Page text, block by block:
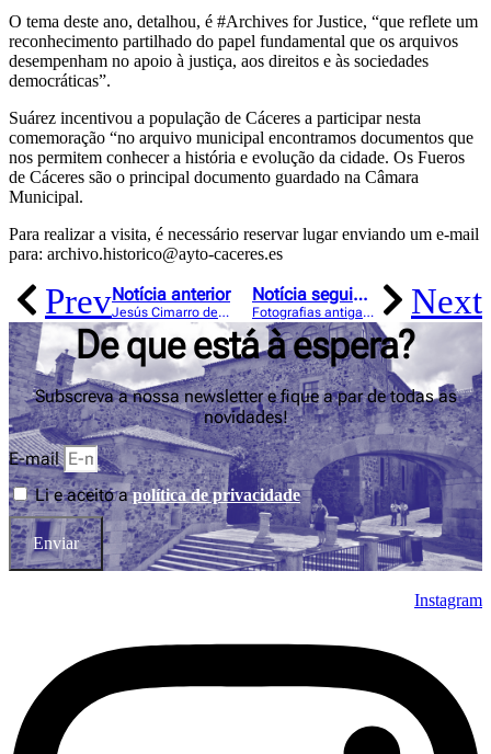
O tema deste ano, detalhou, é #Archives for Justice, “que reflete um
reconhecimento partilhado do papel fundamental que os arquivos
desempenham no apoio à justiça, aos direitos e às sociedades
democráticas”.
Suárez incentivou a população de Cáceres a participar nesta
comemoração “no arquivo municipal encontramos documentos que
nos permitem conhecer a história e evolução da cidade. Os Fueros
de Cáceres são o principal documento guardado na Câmara
Municipal.
Para realizar a visita, é necessário reservar lugar enviando um e-mail
para: archivo.historico@ayto-caceres.es
PrevNotícia anterior
Jesús Cimarro demonstra o seu apoio à candidatura de Cáceres 2031 durante a cerimónia de entrega dos Prémios Max
Notícia seguinte
Fotografias antigas de Cáceres lançam portal digital de acesso público Next
De que está à espera?
Subscreva a nossa newsletter e fique a par de todas as
novidades!
E-mail
Li e aceito apolítica de privacidade
Enviar
Instagram